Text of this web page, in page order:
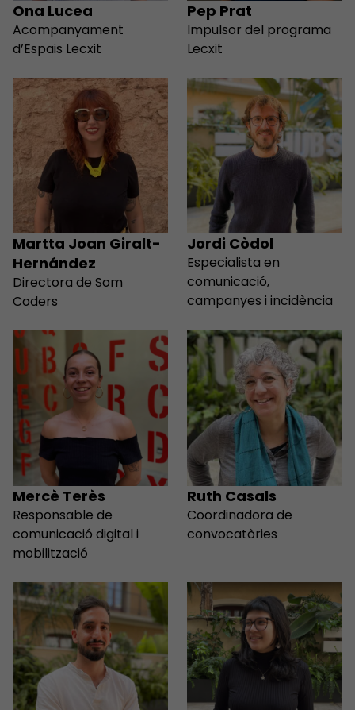
Ona Lucea
Acompanyament
d’Espais Lecxit
Pep Prat
Impulsor del programa
Lecxit
Martta Joan Giralt-
Hernández
Directora de Som
Coders
Jordi Còdol
Especialista en
comunicació,
campanyes i incidència
Mercè Terès
Responsable de
comunicació digital i
mobilització
Ruth Casals
Coordinadora de
convocatòries